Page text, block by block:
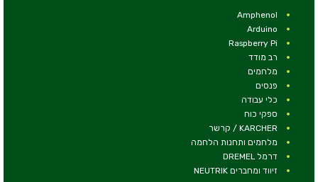
Amphenol
Arduino
Raspberry Pi
רב מודד
מלחמים
פנסים
כלי עבודה
ספקי כוח
KARCHER / קרשר
מלחמים ותחנות הלחמה
דרמל DREMEL
זיווד ומחברים NEUTRIK